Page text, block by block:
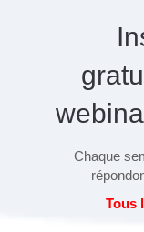
Chaque
Tous